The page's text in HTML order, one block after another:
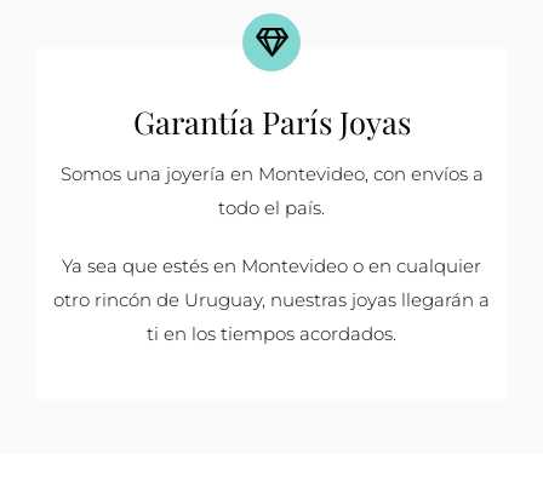
Garantía París Joyas
Somos una joyería en Montevideo, con envíos a
todo el país.
Ya sea que estés en Montevideo o en cualquier
otro rincón de Uruguay, nuestras joyas llegarán a
ti en los tiempos acordados.